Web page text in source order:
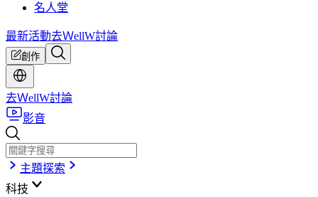
名人堂
最新活動去ＷellW討論
創作
去ＷellW討論
影音
主題探索
科技